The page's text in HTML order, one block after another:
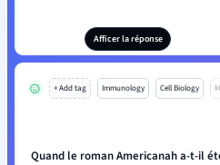
Afficer la réponse
+ Add tag Immunology Cell Biology
Quand le roman Americanah a-t-il